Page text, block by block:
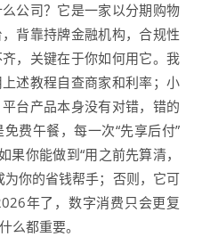
公司？它是一家以分期购物
背靠持牌金融机构，合规性
，关键在于你如何用它。我
述教程自查商家和利率；小
台产品本身没有对错，错的
费午餐，每一次“先享后付”
果你能做到“用之前先算清，
你的省钱帮手；否则，它可
年了，数字消费只会更复
么都重要。